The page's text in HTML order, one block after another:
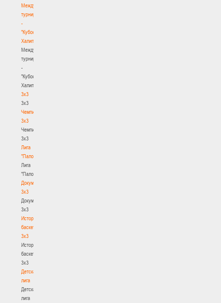
Международный
турнир
-
"Кубок
Халипского"
Международный
турнир
-
"Кубок
Халипского"
3x3
3x3
Чемпионат
3х3
Чемпионат
3х3
Лига
"Палова"
Лига
"Палова"
Документы
3х3
Документы
3х3
История
баскетбола
3х3
История
баскетбола
3х3
Детская
лига
Детская
лига